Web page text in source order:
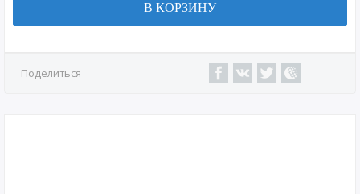
В КОРЗИНУ
Поделиться